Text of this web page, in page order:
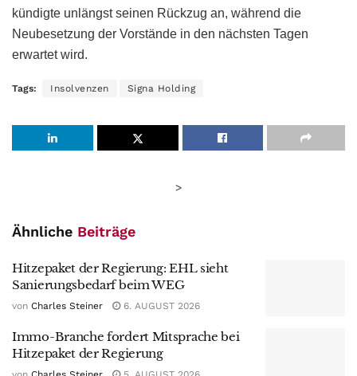
kündigte unlängst seinen Rückzug an, während die
Neubesetzung der Vorstände in den nächsten Tagen
erwartet wird.
Tags: Insolvenzen Signa Holding
>
Ähnliche Beiträge
Hitzepaket der Regierung: EHL sieht
Sanierungsbedarf beim WEG
von Charles Steiner 6. AUGUST 2026
Immo-Branche fordert Mitsprache bei
Hitzepaket der Regierung